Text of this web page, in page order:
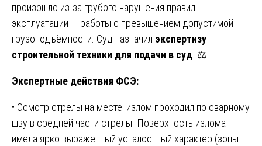
произошло из-за грубого нарушения правил
эксплуатации — работы с превышением допустимой
грузоподъёмности. Суд назначил экспертизу
строительной техники для подачи в суд . ⚖️
Экспертные действия ФСЭ:
• Осмотр стрелы на месте: излом проходил по сварному
шву в средней части стрелы. Поверхность излома
имела ярко выраженный усталостный характер (зоны